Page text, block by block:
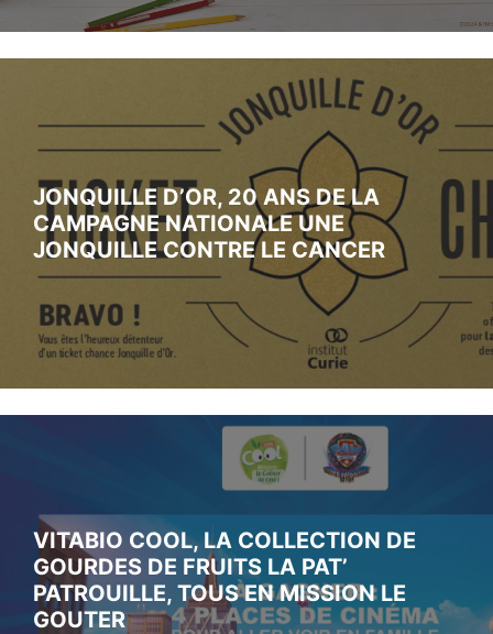
JONQUILLE D’OR, 20 ANS DE LA
CAMPAGNE NATIONALE UNE
JONQUILLE CONTRE LE CANCER
VITABIO COOL, LA COLLECTION DE
GOURDES DE FRUITS LA PAT’
PATROUILLE, TOUS EN MISSION LE
GOUTER